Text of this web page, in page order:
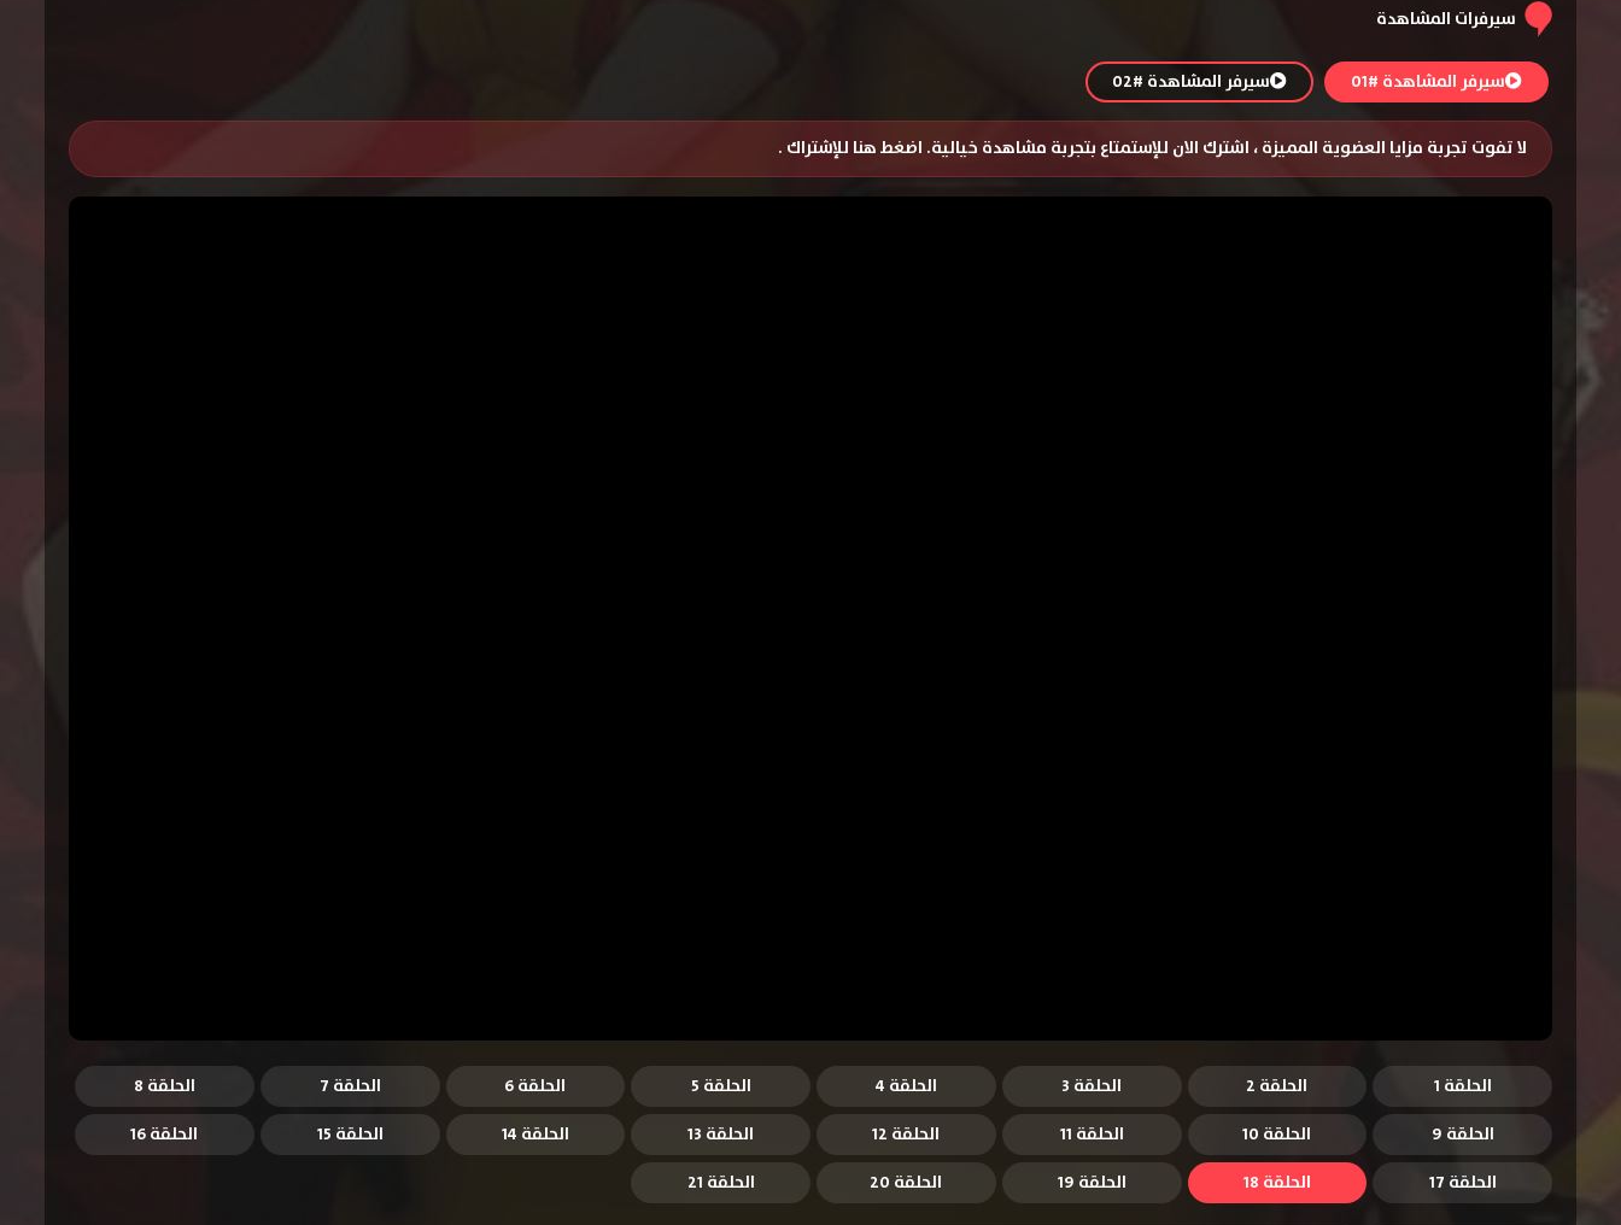
سيرفرات المشاهدة
سيرفر المشاهدة #01 سيرفر المشاهدة #02
لا تفوت تجربة مزايا العضوية المميزة ، اشترك الان للإستمتاع بتجربة مشاهدة خيالية. اضغط هنا للإشتراك .
الحلقة 1 الحلقة 2 الحلقة 3 الحلقة 4 الحلقة 5 الحلقة 6 الحلقة 7
الحلقة 8
الحلقة 9
الحلقة 10 الحلقة 11 الحلقة 12 الحلقة 13 الحلقة 14 الحلقة 15
الحلقة 16
الحلقة 17
الحلقة 18 الحلقة 19 الحلقة 20 الحلقة 21